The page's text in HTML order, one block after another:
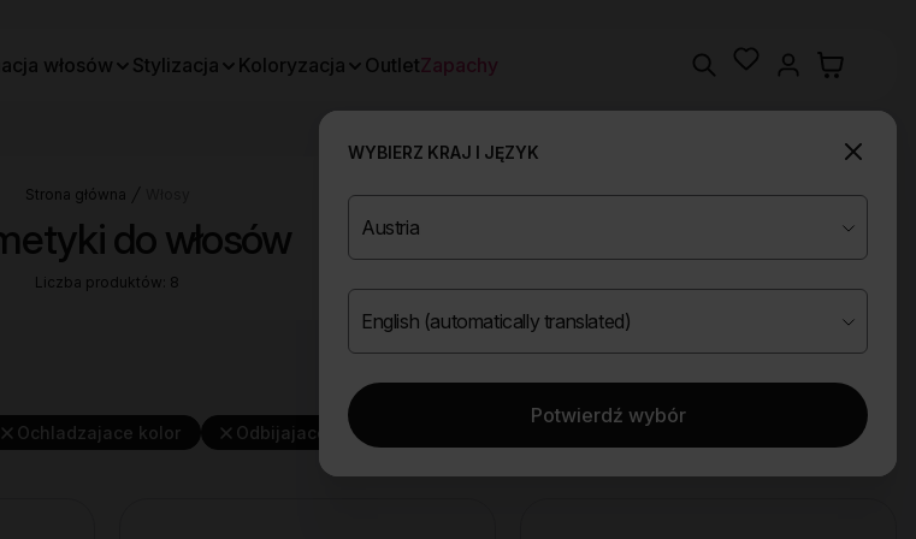
WYBIERZ KRAJ I JĘZYK
Potwierdź wybór
włosów Stylizacja Koloryzacja OutletZapachy SearchWishlist
Strona główna
do włosów
Liczba produktów: 8
Ochladzajace kolor Odbijajace od nasady Odbijajace wlosy od nasady